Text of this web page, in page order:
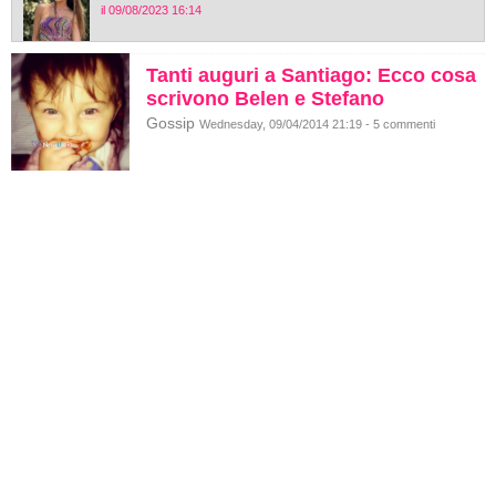
il 09/08/2023 16:14
Tanti auguri a Santiago: Ecco cosa
scrivono Belen e Stefano
Gossip Wednesday, 09/04/2014 21:19 - 5 commenti